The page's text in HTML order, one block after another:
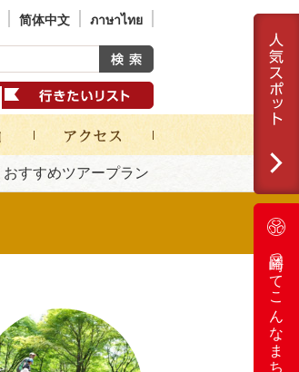
简体中文 ภาษาไทย
おすすめツアープラン
岡崎ってこんなまち